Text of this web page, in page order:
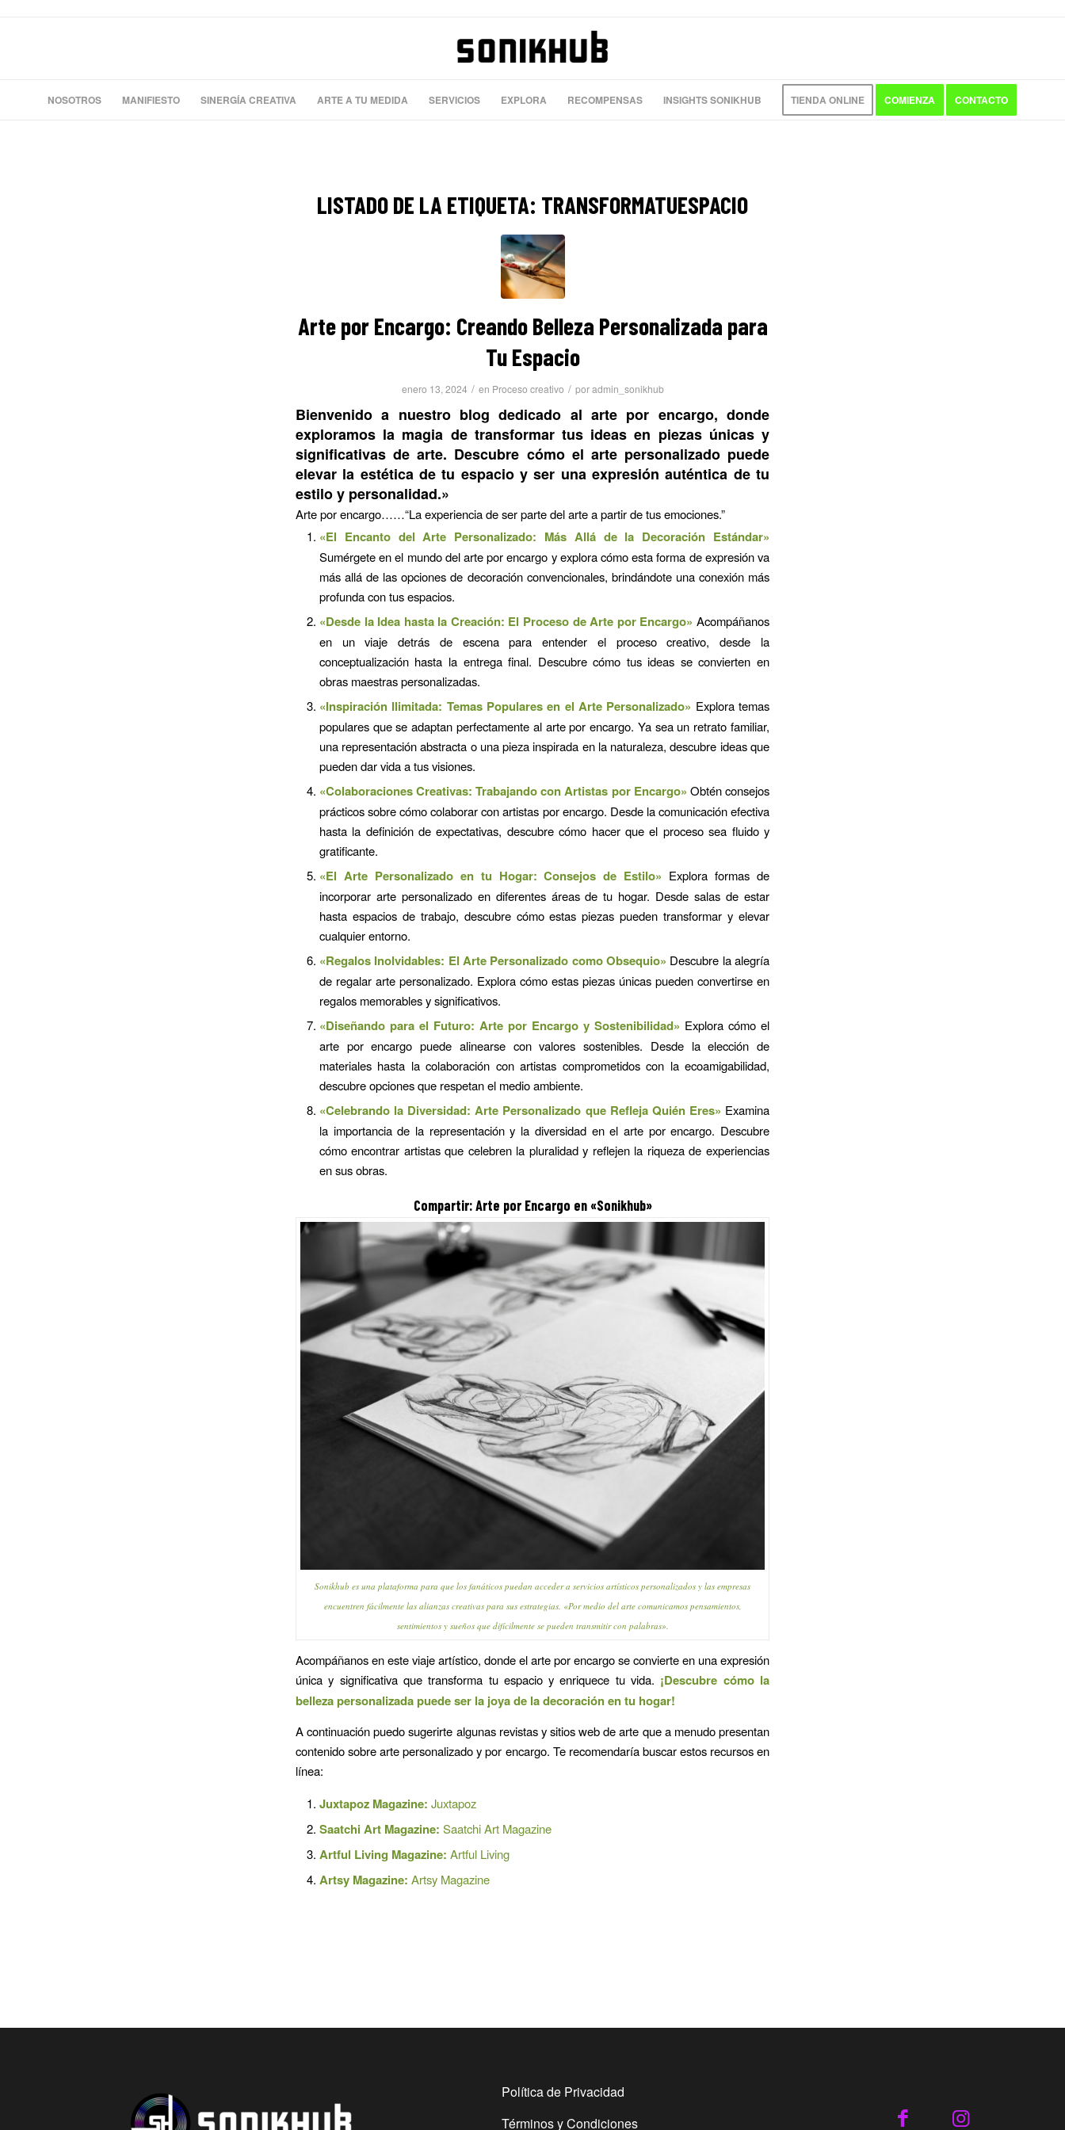
NOSOTROS MANIFIESTO SINERGÍA CREATIVA ARTE A TU MEDIDA SERVICIOS EXPLORA RECOMPENSAS INSIGHTS SONIKHUB TIENDA ONLINE COMIENZA CONTACTO
LISTADO DE LA ETIQUETA: TRANSFORMATUESPACIO
Arte por Encargo: Creando Belleza Personalizada para
Tu Espacio
enero 13, 2024 / en Proceso creativo / poradmin_sonikhub
Bienvenido a nuestro blog dedicado al arte por encargo, donde
exploramos la magia de transformar tus ideas en piezas únicas y
significativas de arte. Descubre cómo el arte personalizado puede
elevar la estética de tu espacio y ser una expresión auténtica de tu
estilo y personalidad.»
Arte por encargo……“La experiencia de ser parte del arte a partir de tus emociones.”
«El Encanto del Arte Personalizado: Más Allá de la Decoración Estándar»
Sumérgete en el mundo del arte por encargo y explora cómo esta forma de expresión va
más allá de las opciones de decoración convencionales, brindándote una conexión más
profunda con tus espacios.
«Desde la Idea hasta la Creación: El Proceso de Arte por Encargo» Acompáñanos
en un viaje detrás de escena para entender el proceso creativo, desde la
conceptualización hasta la entrega final. Descubre cómo tus ideas se convierten en
obras maestras personalizadas.
«Inspiración Ilimitada: Temas Populares en el Arte Personalizado» Explora temas
populares que se adaptan perfectamente al arte por encargo. Ya sea un retrato familiar,
una representación abstracta o una pieza inspirada en la naturaleza, descubre ideas que
pueden dar vida a tus visiones.
«Colaboraciones Creativas: Trabajando con Artistas por Encargo» Obtén consejos
prácticos sobre cómo colaborar con artistas por encargo. Desde la comunicación efectiva
hasta la definición de expectativas, descubre cómo hacer que el proceso sea fluido y
gratificante.
«El Arte Personalizado en tu Hogar: Consejos de Estilo» Explora formas de
incorporar arte personalizado en diferentes áreas de tu hogar. Desde salas de estar
hasta espacios de trabajo, descubre cómo estas piezas pueden transformar y elevar
cualquier entorno.
«Regalos Inolvidables: El Arte Personalizado como Obsequio» Descubre la alegría
de regalar arte personalizado. Explora cómo estas piezas únicas pueden convertirse en
regalos memorables y significativos.
«Diseñando para el Futuro: Arte por Encargo y Sostenibilidad» Explora cómo el
arte por encargo puede alinearse con valores sostenibles. Desde la elección de
materiales hasta la colaboración con artistas comprometidos con la ecoamigabilidad,
descubre opciones que respetan el medio ambiente.
«Celebrando la Diversidad: Arte Personalizado que Refleja Quién Eres» Examina
la importancia de la representación y la diversidad en el arte por encargo. Descubre
cómo encontrar artistas que celebren la pluralidad y reflejen la riqueza de experiencias
en sus obras.
Compartir:Arte por Encargo en «Sonikhub»
Sonikhub es una plataforma para que los fanáticos puedan acceder a servicios artísticos personalizados y las empresas
encuentren fácilmente las alianzas creativas para sus estrategias. «Por medio del arte comunicamos pensamientos,
sentimientos y sueños que difícilmente se pueden transmitir con palabras».
Acompáñanos en este viaje artístico, donde el arte por encargo se convierte en una expresión
única y significativa que transforma tu espacio y enriquece tu vida. ¡Descubre cómo la
belleza personalizada puede ser la joya de la decoración en tu hogar!
A continuación puedo sugerirte algunas revistas y sitios web de arte que a menudo presentan
contenido sobre arte personalizado y por encargo. Te recomendaría buscar estos recursos en
línea:
Juxtapoz Magazine: Juxtapoz
Saatchi Art Magazine: Saatchi Art Magazine
Artful Living Magazine: Artful Living
Artsy Magazine: Artsy Magazine
Política de Privacidad
Términos y Condiciones